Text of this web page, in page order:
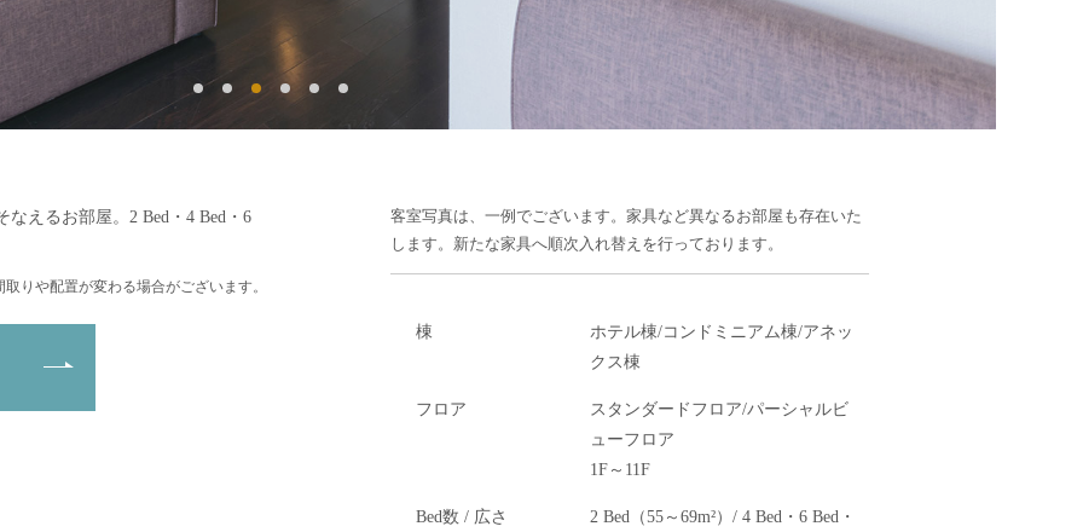
えるお部屋。2 Bed・4 Bed・6
りや配置が変わる場合がございます。
客室写真は、一例でございます。家具など異なるお部屋も存在いた
します。新たな家具へ順次入れ替えを行っております。
棟
ホテル棟/コンドミニアム棟/アネッ
クス棟
フロア
スタンダードフロア/パーシャルビ
ューフロア
1F～11F
Bed数 / 広さ
2 Bed（55～69m²）/ 4 Bed・6 Bed・